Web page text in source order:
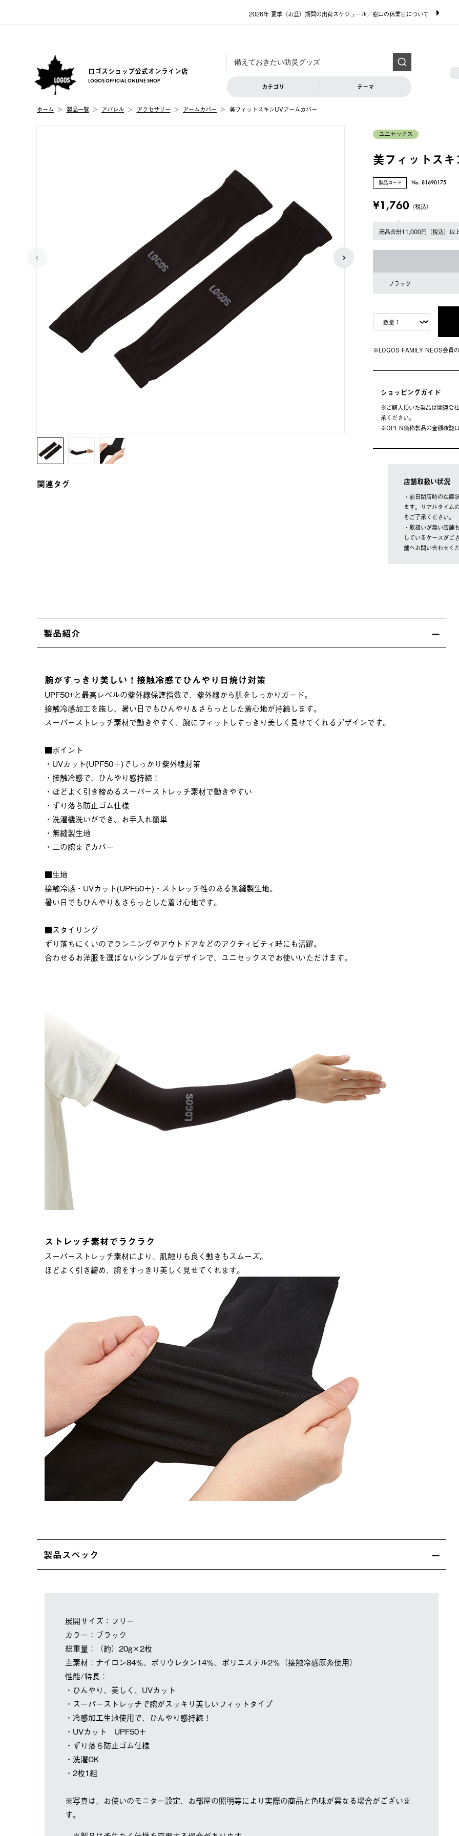
2026年 夏季（お盆）期間の出荷スケジュール／窓口の休業日について
ロゴスショップ公式オンライン店
LOGOS OFFICIAL ONLINE SHOP
カテゴリ テーマ
ホーム 製品⼀覧 アパレル アクセサリー アームカバー 美フィットスキンUVアームカバー
関連タグ
ユニセックス
美フィットス
製品コード No. 81690175
¥1,760 （税込）
商品合計11,000円（税込）以
ブラック
※LOGOS FAMILY NEOS会員
ショッピングガイド
※ご購⼊頂いた製品は関連会
承ください。
※OPEN価格製品の⾦額確認
店舗取扱い状況
・前日閉店時の在庫
ます。リアルタイム
をご了承ください。
・取扱いが無い店舗
しているケースがご
舗へお問い合わせく
製品紹介
腕がすっきり美しい！接触冷感でひんやり日焼け対策
UPF50+と最高レベルの紫外線保護指数で、紫外線から肌をしっかりガード。
接触冷感加工を施し、暑い日でもひんやり＆さらっとした着心地が持続します。
スーパーストレッチ素材で動きやすく、腕にフィットしすっきり美しく見せてくれるデザインです。
■ポイント
・UVカット(UPF50＋)でしっかり紫外線対策
・接触冷感で、ひんやり感持続！
・ほどよく引き締めるスーパーストレッチ素材で動きやすい
・ずり落ち防止ゴム仕様
・洗濯機洗いができ、お手入れ簡単
・無縫製生地
・二の腕までカバー
■生地
接触冷感・UVカット(UPF50＋)・ストレッチ性のある無縫製生地。
暑い日でもひんやり＆さらっとした着け心地です。
■スタイリング
ずり落ちにくいのでランニングやアウトドアなどのアクティビティ時にも活躍。
合わせるお洋服を選ばないシンプルなデザインで、ユニセックスでお使いいただけます。
ストレッチ素材でラクラク
スーパーストレッチ素材により、肌触りも良く動きもスムーズ。
ほどよく引き締め、腕をすっきり美しく見せてくれます。
製品スペック
展開サイズ：フリー
カラー：ブラック
総重量：（約）20g×2枚
主素材：ナイロン84％、ポリウレタン14％、ポリエステル2％（接触冷感原糸使用）
性能/特長：
・ひんやり、美しく、UVカット
・スーパーストレッチで腕がスッキリ美しいフィットタイプ
・冷感加工生地使用で、ひんやり感持続！
・UVカット UPF50＋
・ずり落ち防止ゴム仕様
・洗濯OK
・2枚1組
※写真は、お使いのモニター設定、お部屋の照明等により実際の商品と色味が異なる場合がございま
す。